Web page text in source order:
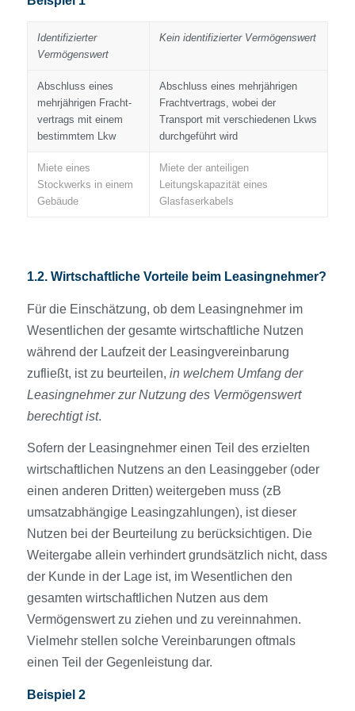
Identifizierter
Vermögens­wert
Kein identifizierter Vermögens­wert
Abschluss eines
mehrjährigen Fracht­
vertrags mit einem
bestimmtem Lkw
Abschluss eines mehrjährigen
Fracht­vertrags, wobei der
Transport mit verschiedenen Lkws
durchgeführt wird
Miete eines
Stockwerks in einem
Gebäude
Miete der anteiligen
Leitungskapazität eines
Glasfaserkabels
1.2. Wirtschaftliche Vorteile beim Leasingnehmer?
Für die Einschätzung, ob dem Leasingnehmer im
Wesentlichen der gesamte wirtschaftliche Nutzen
während der Laufzeit der Leasing­vereinbarung
zufließt, ist zu beurteilen, in welchem Umfang der
Leasingnehmer zur Nutzung des Vermögens­wert
berechtigt ist.
Sofern der Leasingnehmer einen Teil des erzielten
wirtschaftlichen Nutzens an den Leasinggeber (oder
einen anderen Dritten) weiter­geben muss (zB
umsatzabhängige Leasing­zahlungen), ist dieser
Nutzen bei der Beurteilung zu berücksichtigen. Die
Weitergabe allein verhindert grundsätzlich nicht, dass
der Kunde in der Lage ist, im Wesentlichen den
gesamten wirtschaftlichen Nutzen aus dem
Vermögens­wert zu ziehen und zu vereinnahmen.
Vielmehr stellen solche Vereinbarungen oftmals
einen Teil der Gegen­leistung dar.
Beispiel 2